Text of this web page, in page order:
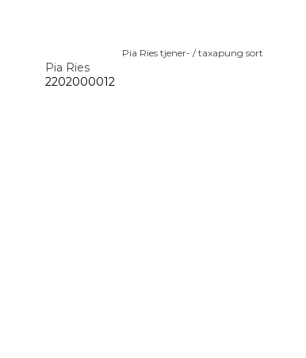
Pia Ries tjener- / taxapung sort
Pia Ries
2202000012